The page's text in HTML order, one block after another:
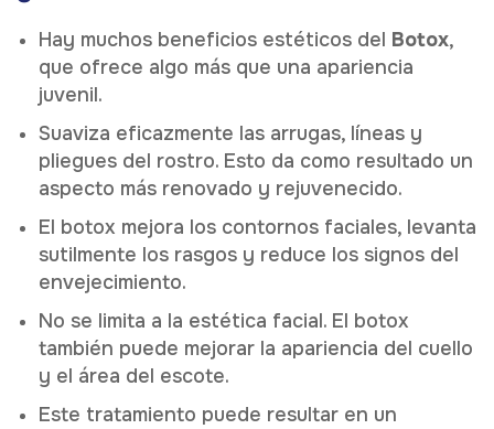
Hay muchos beneficios estéticos del Botox,
que ofrece algo más que una apariencia
juvenil.
Suaviza eficazmente las arrugas, líneas y
pliegues del rostro. Esto da como resultado un
aspecto más renovado y rejuvenecido.
El botox mejora los contornos faciales, levanta
sutilmente los rasgos y reduce los signos del
envejecimiento.
No se limita a la estética facial. El botox
también puede mejorar la apariencia del cuello
y el área del escote.
Este tratamiento puede resultar en un